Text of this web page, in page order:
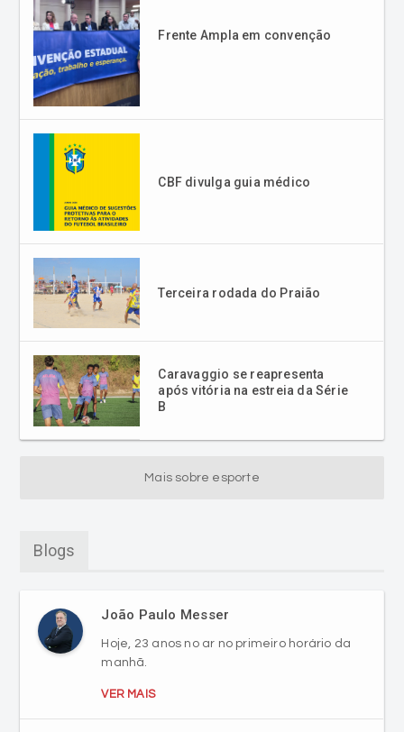
Frente Ampla em convenção
CBF divulga guia médico
Terceira rodada do Praião
Caravaggio se reapresenta
após vitória na estreia da Série
B
Mais sobre esporte
Blogs
João Paulo Messer
Hoje, 23 anos no ar no primeiro horário da
manhã.
VER MAIS